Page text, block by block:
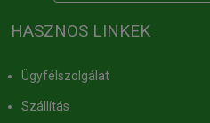
HASZNOS LINKEK
Ügyfélszolgálat
Szállítás